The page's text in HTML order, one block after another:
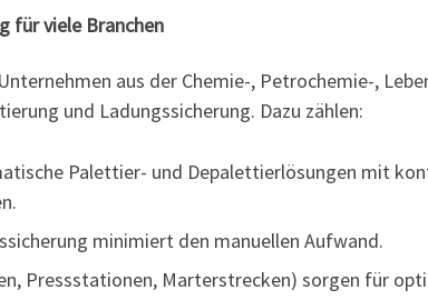
für viele Branchen
aus der Chemie-, Petrochemie-,
und Ladungssicherung. Dazu zählen:
Palettier- und Depalettierlösungen mit
minimiert den manuellen Aufwand.
Pressstationen, Marterstrecken) sorgen für